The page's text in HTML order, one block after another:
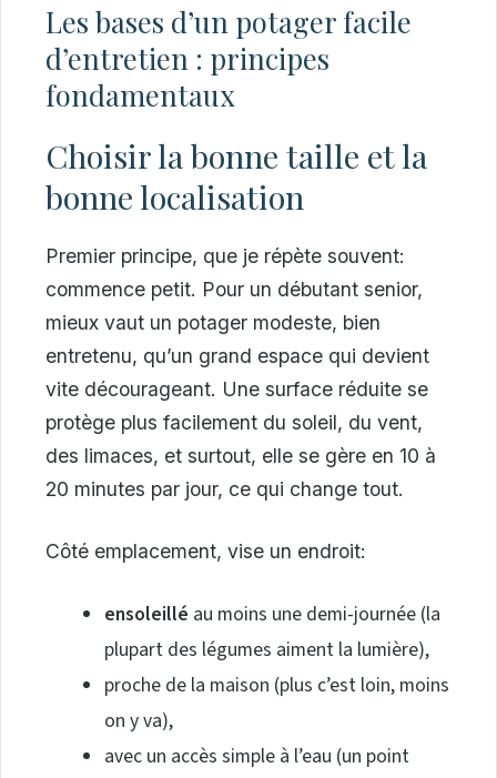
Les bases d’un potager facile
d’entretien : principes
fondamentaux
Choisir la bonne taille et la
bonne localisation
Premier principe, que je répète souvent:
commence petit. Pour un débutant senior,
mieux vaut un potager modeste, bien
entretenu, qu’un grand espace qui devient
vite décourageant. Une surface réduite se
protège plus facilement du soleil, du vent,
des limaces, et surtout, elle se gère en 10 à
20 minutes par jour, ce qui change tout.
Côté emplacement, vise un endroit:
ensoleillé au moins une demi-journée (la
plupart des légumes aiment la lumière),
proche de la maison (plus c’est loin, moins
on y va),
avec un accès simple à l’eau (un point